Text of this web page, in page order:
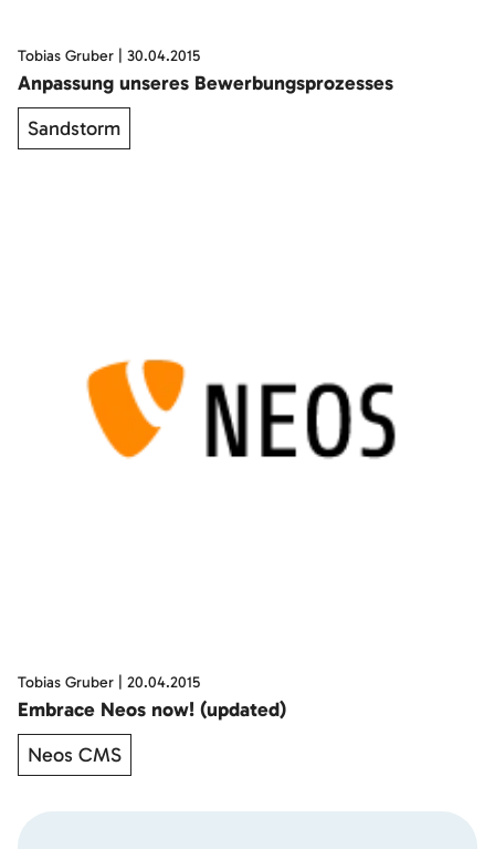
Tobias Gruber 30.04.2015
Anpassung unseres Bewerbungsprozesses
Sandstorm
Tobias Gruber 20.04.2015
Embrace Neos now! (updated)
Neos CMS